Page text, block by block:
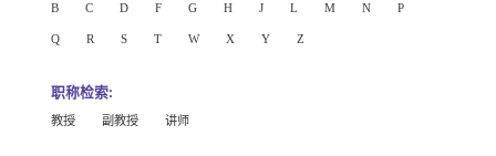
B C D F G H J L M N P
Q R S T W X Y Z
职称检索:
教授 副教授 讲师